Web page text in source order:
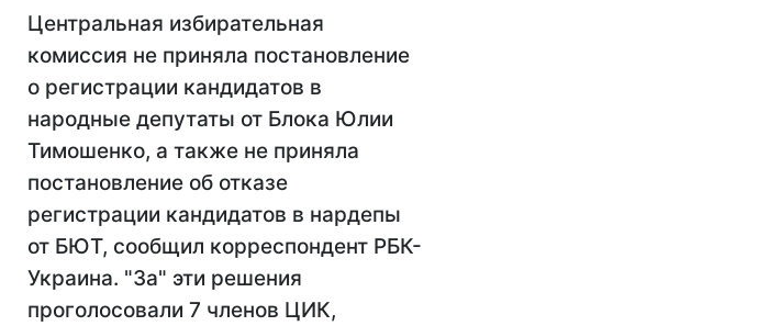
Центральная избирательная
комиссия не приняла постановление
о регистрации кандидатов в
народные депутаты от Блока Юлии
Тимошенко, а также не приняла
постановление об отказе
регистрации кандидатов в нардепы
от БЮТ, сообщил корреспондент РБК-
Украина. "За" эти решения
проголосовали 7 членов ЦИК,